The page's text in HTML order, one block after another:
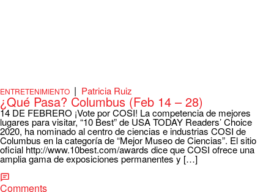
ENTRETENIMIENTO | Patricia Ruiz
¿Qué Pasa? Columbus (Feb 14 – 28)
14 DE FEBRERO ¡Vote por COSI! La competencia de mejores
lugares para visitar, “10 Best” de USA TODAY Readers’ Choice
2020, ha nominado al centro de ciencias e industrias COSI de
Columbus en la categoría de “Mejor Museo de Ciencias”. El sitio
oficial http://www.10best.com/awards dice que COSI ofrece una
amplia gama de exposiciones permanentes y […]
Comments